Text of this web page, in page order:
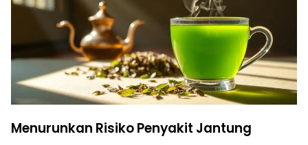
Menurunkan Risiko Penyakit Jantung